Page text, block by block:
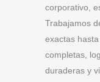
corporativo,
Trabajamos
exactas
completas,
duraderas y